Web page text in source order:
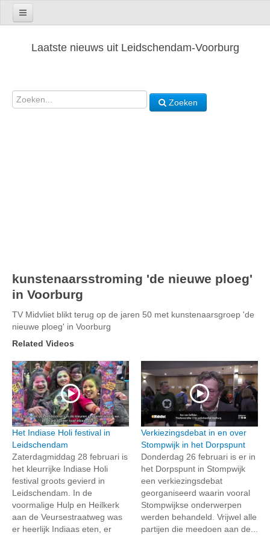
Laatste nieuws uit Leidschendam-Voorburg
Zoeken
kunstenaarsstroming 'de nieuwe ploeg'
in Voorburg
TV Midvliet blikt terug op de jaren 50 met kunstenaarsgroep 'de
nieuwe ploeg' in Voorburg
Related Videos
Het Indiase Holi festival in
Leidschendam
Zaterdagmiddag 28 februari is
het kleurrijke Indiase Holi
festival groots gevierd in
Leidschendam. In de
voormalige Hulp en Heilkerk
aan de Veursestraatweg was
er heerlijk Indiaas eten, er
Verkiezingsdebat in en over
Stompwijk in het Dorpspunt
Donderdag 26 februari is er in
het Dorpspunt in Stompwijk
een verkiezingsdebat
georganiseerd waarin vooral
Stompwijkse onderwerpen
werden behandeld. Vrijwel alle
partijen die meedoen aan de...